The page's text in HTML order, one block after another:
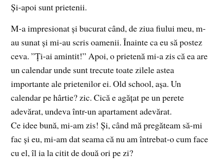
Și-apoi sunt prietenii.
M-a impresionat și bucurat când, de ziua fiului meu, m-
au sunat și mi-au scris oamenii. Înainte ca eu să postez
ceva. ”Ți-ai amintit!” Apoi, o prietenă mi-a zis că ea are
un calendar unde sunt trecute toate zilele astea
importante ale prietenilor ei. Old school, așa. Un
calendar pe hârtie? zic. Cică e agățat pe un perete
adevărat, undeva într-un apartament adevărat.
Ce idee bună, mi-am zis! Și, când mă pregăteam să-mi
fac și eu, mi-am dat seama că nu am întrebat-o cum face
cu el, îl ia la citit de două ori pe zi?